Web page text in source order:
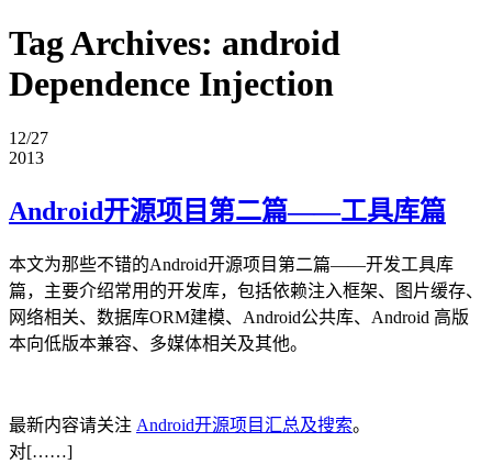
Tag Archives: android
Dependence Injection
12/27
2013
Android开源项目第二篇——工具库篇
本文为那些不错的Android开源项目第二篇——开发工具库
篇，主要介绍常用的开发库，包括依赖注入框架、图片缓存、
网络相关、数据库ORM建模、Android公共库、Android 高版
本向低版本兼容、多媒体相关及其他。
最新内容请关注 Android开源项目汇总及搜索。
对[……]